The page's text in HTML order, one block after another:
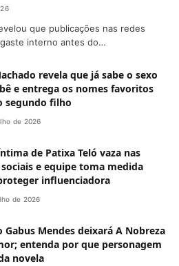
que publicações nas redes
interno antes do…
revela que já sabe o sexo
e entrega os nomes favoritos
segundo filho
de 2026
de Patixa Teló vaza nas
sociais e equipe toma medida
influenciadora
de 2026
Gabus Mendes deixará A Nobreza
entenda por que personagem
novela